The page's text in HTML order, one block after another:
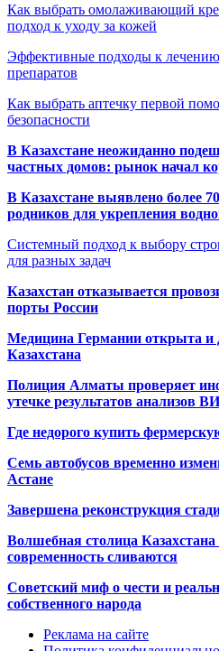
Как выбрать омолаживающий
подход к уходу за кожей
Эффективные подходы к
препаратов
Как выбрать аптечку первой
безопасности
В Казахстане неожиданно
частных домов: рынок начал
В Казахстане выявлено более
родников для укрепления
Системный подход к выбору
для разных задач
Казахстан отказывается
порты России
Медицина Германии открыта и
Казахстана
Полиция Алматы проверяет
утечке результатов анализов
Где недорого купить
Семь автобусов временно
Астане
Завершена реконструкция
Волшебная столица
современность сливаются
Советский миф о чести и
собственного народа
Реклама на сайте